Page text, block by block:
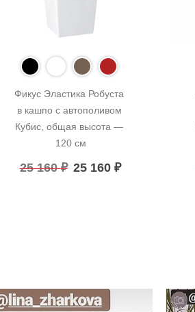
Фикус Эластика Робуста
в кашпо с автополивом
Кубис, общая высота —
120 см
25 160₽ 25 160₽